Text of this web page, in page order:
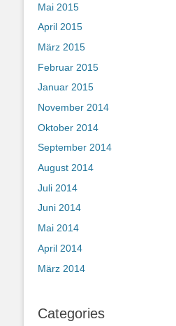
Mai 2015
April 2015
März 2015
Februar 2015
Januar 2015
November 2014
Oktober 2014
September 2014
August 2014
Juli 2014
Juni 2014
Mai 2014
April 2014
März 2014
Categories